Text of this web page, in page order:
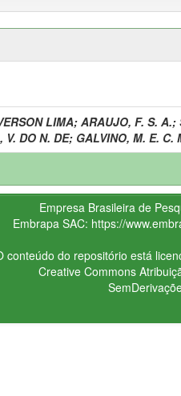
LIMA; ARAUJO, F. S. A.;
V. DO N. DE; GALVINO, M. E. C.
Empresa Brasileira de
Embrapa SAC: https://
conteúdo do repositório está
Creative Commons